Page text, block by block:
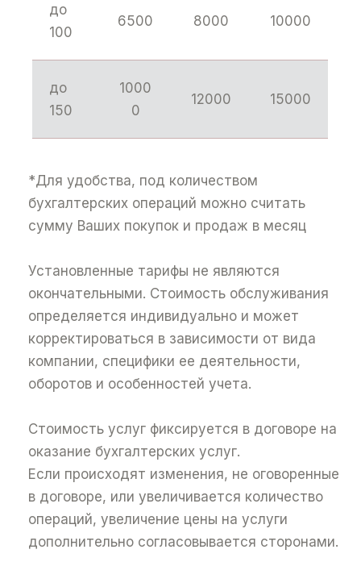
до
100
6500 8000 10000
до
150
1000
0
12000 15000
*Для удобства, под количеством
бухгалтерских операций можно считать
сумму Ваших покупок и продаж в месяц
Установленные тарифы не являются
окончательными. Стоимость обслуживания
определяется индивидуально и может
корректироваться в зависимости от вида
компании, специфики ее деятельности,
оборотов и особенностей учета.
Стоимость услуг фиксируется в договоре на
оказание бухгалтерских услуг.
Если происходят изменения, не оговоренные
в договоре, или увеличивается количество
операций, увеличение цены на услуги
дополнительно согласовывается сторонами.